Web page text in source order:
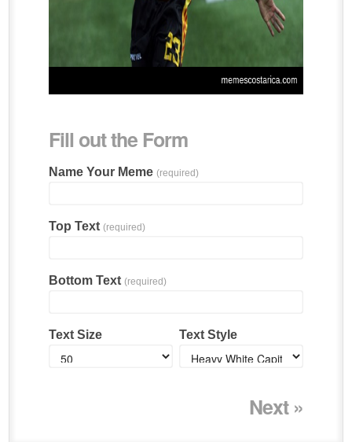
Fill out the Form
Name Your Meme (required)
Top Text (required)
Bottom Text (required)
Text Size Text Style
Next »